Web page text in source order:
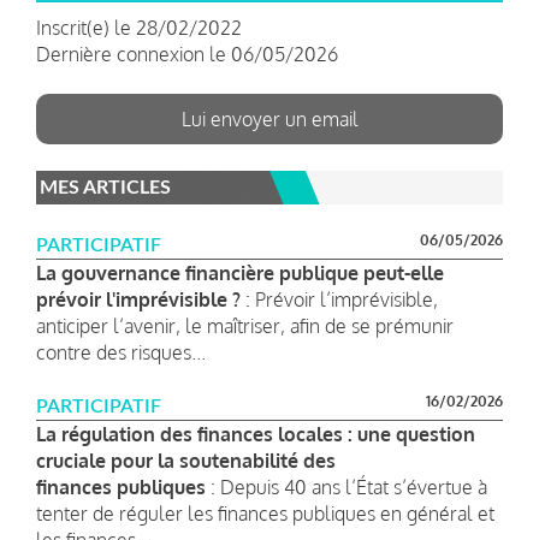
Inscrit(e) le 28/02/2022
Dernière connexion le 06/05/2026
Lui envoyer un email
MES ARTICLES
PARTICIPATIF 06/05/2026
La gouvernance financière publique peut-elle
prévoir l'imprévisible ? : Prévoir l’imprévisible,
anticiper l’avenir, le maîtriser, afin de se prémunir
contre des risques...
PARTICIPATIF 16/02/2026
La régulation des finances locales : une question
cruciale pour la soutenabilité des
finances publiques : Depuis 40 ans l’État s’évertue à
tenter de réguler les finances publiques en général et